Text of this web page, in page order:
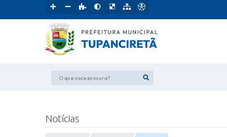
O que voce procura?
Notícias